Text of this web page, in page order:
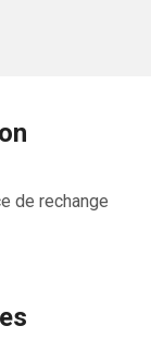
de rechange